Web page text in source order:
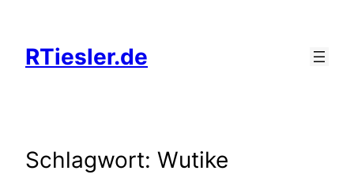
springen
RTiesler.de
Schlagwort: Wutike